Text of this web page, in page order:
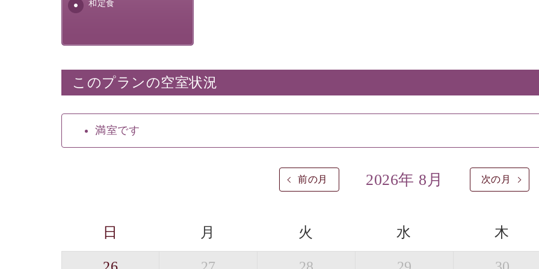
和定食
このプランの空室状況
満室です
前の月 2026年 8月 次の月
日 月 火 水 木